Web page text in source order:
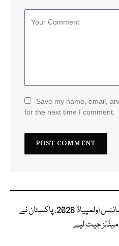
Save my name, email,
for the next time I comment.
انٹرنیشنل نیوکلیئر سائنس اولمپیاڈ 2026، پاکستان نے
میڈلز جیت لیے